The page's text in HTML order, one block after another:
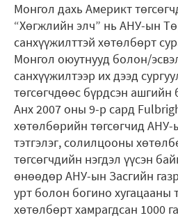
Монгол дахь Америкт
“Хөгжлийн элч” нь АНУ-ын
санхүүжилттэй хөтөлбөрт
Монгол оюутнууд болон/
санхүүжилтээр их дээд
төгсөгчдөөс бүрдсэн ашгийн
Анх 2007 оны 9-р сард
хөтөлбөрийн төгсөгчид АНУ-
тэтгэлэг, солилцооны
төгсөгчдийн нэгдэл үүсэн
өнөөдөр АНУ-ын Засгийн
урт болон богино хугацааны
хөтөлбөрт хамрагдсан 1000